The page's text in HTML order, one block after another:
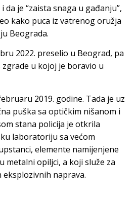
da je “zaista snaga u gađanju”,
kako puca iz vatrenog oružja
Beograda.
2022. preselio u Beograd, pa
u kojoj je boravio u
2019. godine. Tada je uz
puška sa optičkim nišanom i
stana policija je otkrila
laboratoriju sa većom
elemente namijenjene
metalni opiljci, a koji služe za
naprava.